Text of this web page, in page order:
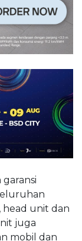
head unit dan
juga
mobil dan